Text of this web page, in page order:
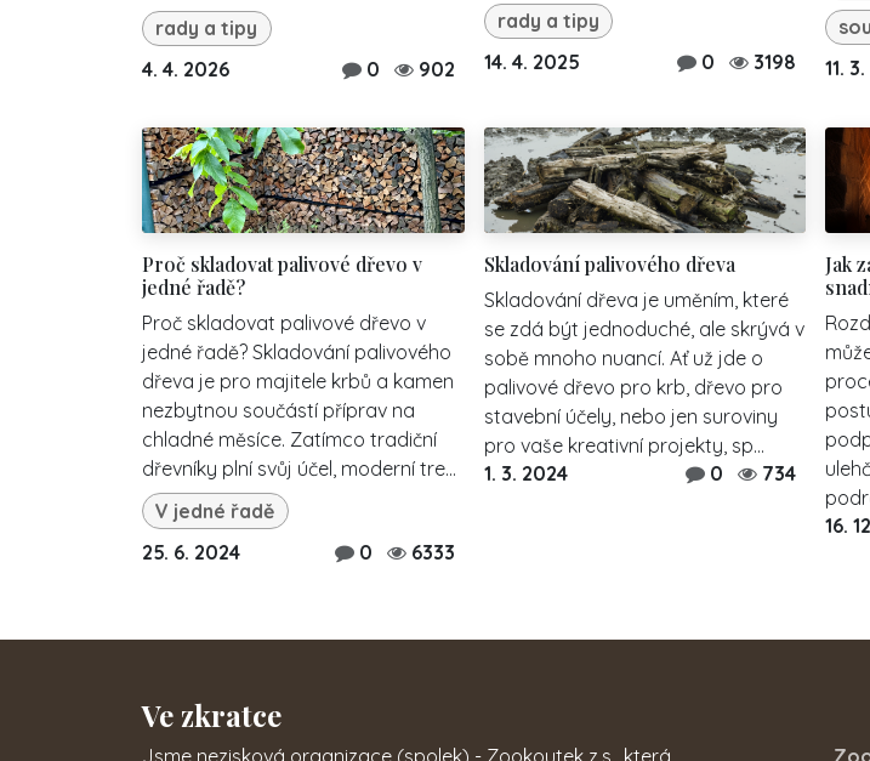
rady a tipy
4. 4. 2026
0 902
rady a tipy
14. 4. 2025
0 3198
11.
Proč skladovat palivové dřevo v
jedné řadě?
Proč skladovat palivové dřevo v
jedné řadě? Skladování palivového
dřeva je pro majitele krbů a kamen
nezbytnou součástí příprav na
chladné měsíce. Zatímco tradiční
dřevníky plní svůj účel, moderní tre...
V jedné řadě
25. 6. 2024
0 6333
Skladování palivového dřeva
Skladování dřeva je uměním, které
se zdá být jednoduché, ale skrývá v
sobě mnoho nuancí. Ať už jde o
palivové dřevo pro krb, dřevo pro
stavební účely, nebo jen suroviny
pro vaše kreativní projekty, sp...
1. 3. 2024
0 734
Jak
16.
Ve zkratce
Jsme nezisková organizace (spolek) - Zookoutek z.s., která